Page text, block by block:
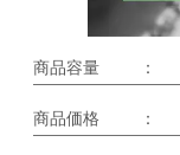
商品容量 ：
商品価格 ：